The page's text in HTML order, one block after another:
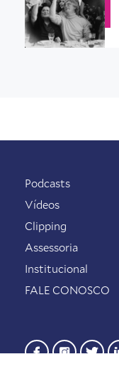
Podcasts
Vídeos
Clipping
Assessoria
Institucional
FALE CONOSCO